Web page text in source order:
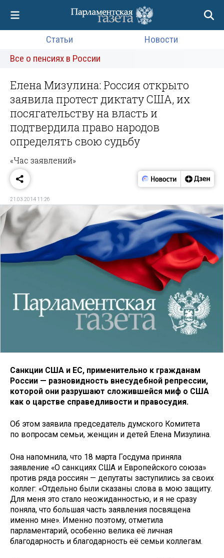
Статьи
Новости
Все о пенсиях в России
Елена Мизулина: Россия открыто
заявила протест диктату США, их
посягательству на власть и
подтвердила право народов
определять свою судьбу
«Час заявлений»
21.03.2014 11:26
Санкции США и ЕС, применительно к гражданам
России — разновидность внесудебной репрессии,
которой они разрушают сложившейся миф о США
как о царстве справедливости и правосудия.
Об этом заявила председатель думского Комитета
по вопросам семьи, женщин и детей Елена Мизулина.
Она напомнила, что 18 марта Госдума приняла
заявление «О санкциях США и Европейского союза»
против ряда россиян — депутаты заступились за своих
коллег: «Отдельно были сказаны слова в мою защиту.
Для меня это стало неожиданностью, и я не сразу
поняла, что большая часть заявления посвящена
именно мне». Именно поэтому, отметила
парламентарий, особенно велика её личная
благодарность и благодарность её семьи коллегам.